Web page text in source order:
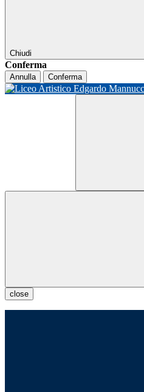
Chiudi
Conferma
Annulla Conferma
close